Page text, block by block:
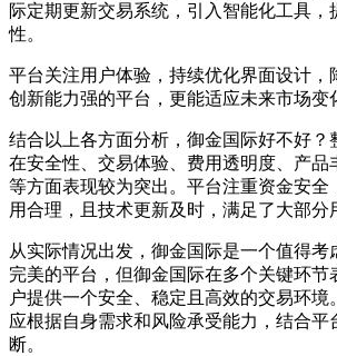
际定期更新交易系统，引入智能化工具，
性。
平台关注用户体验，持续优化界面设计，
创新能力强的平台，更能适应未来市场变
结合以上各方面分析，御金国际好不好？
在安全性、交易体验、费用透明度、产品
等方面表现较为突出。平台注重资金安全
用合理，且技术更新及时，满足了大部分
从实际情况出发，御金国际是一个值得考
完美的平台，但御金国际在多个关键环节
户提供一个安全、稳定且高效的交易环境
应根据自身需求和风险承受能力，结合平
断。